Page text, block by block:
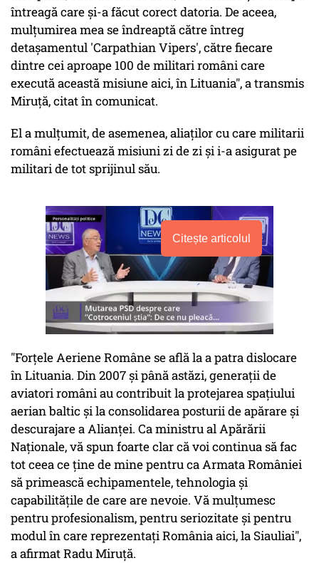
întreagă care şi-a făcut corect datoria. De aceea,
mulţumirea mea se îndreaptă către întreg
detaşamentul 'Carpathian Vipers', către fiecare
dintre cei aproape 100 de militari români care
execută această misiune aici, în Lituania", a transmis
Miruţă, citat în comunicat.
El a mulţumit, de asemenea, aliaţilor cu care militarii
români efectuează misiuni zi de zi şi i-a asigurat pe
militari de tot sprijinul său.
Citește articolul
"Forţele Aeriene Române se află la a patra dislocare
în Lituania. Din 2007 şi până astăzi, generaţii de
aviatori români au contribuit la protejarea spaţiului
aerian baltic şi la consolidarea posturii de apărare şi
descurajare a Alianţei. Ca ministru al Apărării
Naţionale, vă spun foarte clar că voi continua să fac
tot ceea ce ţine de mine pentru ca Armata României
să primească echipamentele, tehnologia şi
capabilităţile de care are nevoie. Vă mulţumesc
pentru profesionalism, pentru seriozitate şi pentru
modul în care reprezentaţi România aici, la Siauliai",
a afirmat Radu Miruţă.